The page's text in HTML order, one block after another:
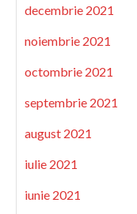
decembrie 2021
noiembrie 2021
octombrie 2021
septembrie 2021
august 2021
iulie 2021
iunie 2021